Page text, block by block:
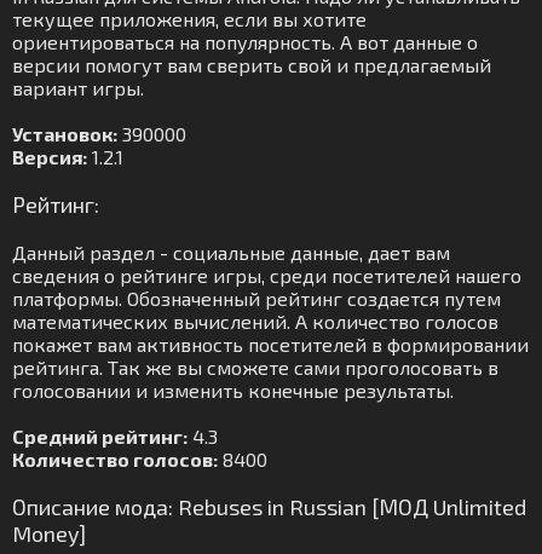
текущее приложения, если вы хотите
ориентироваться на популярность. А вот данные о
версии помогут вам сверить свой и предлагаемый
вариант игры.
Установок: 390000
Версия: 1.2.1
Рейтинг:
Данный раздел - социальные данные, дает вам
сведения о рейтинге игры, среди посетителей нашего
платформы. Обозначенный рейтинг создается путем
математических вычислений. А количество голосов
покажет вам активность посетителей в формировании
рейтинга. Так же вы сможете сами проголосовать в
голосовании и изменить конечные результаты.
Средний рейтинг: 4.3
Количество голосов: 8400
Описание мода: Rebuses in Russian [МОД Unlimited
Money]